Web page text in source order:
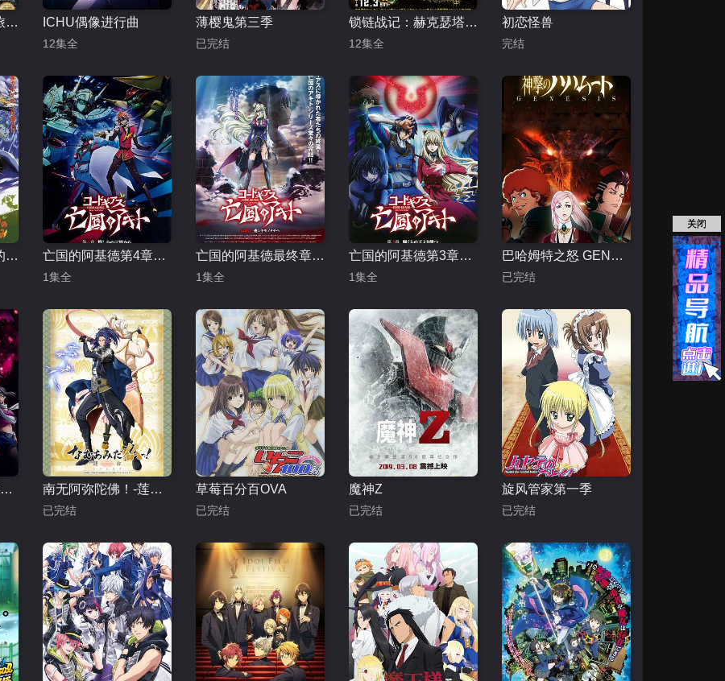
魔术士欧菲流浪之旅 基姆拉克篇 ICHU偶像进行曲
12集全
薄樱鬼第三季
已完结
锁链战记：赫克瑟塔斯之光
12集全
初恋怪兽
完结
精灵宝可梦：超梦的逆袭 亡国的阿基德第4章：憎恨记忆
1集全
亡国的阿基德最终章：致我所爱
1集全
亡国的阿基德第3章：辉芒陨落
1集全
巴哈姆特之怒 GENESIS
已完结
亡国的阿基德第2章：翼龙折翅 南无阿弥陀佛！-莲台 UTENA-
已完结
草莓百分百OVA
已完结
魔神Z
已完结
旋风管家第一季
已完结
关闭